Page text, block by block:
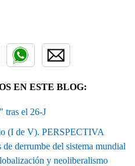
EN ESTE BLOG:
tras el 26-J
(I de V). PERSPECTIVA
derrumbe del sistema mundial
y neoliberalismo